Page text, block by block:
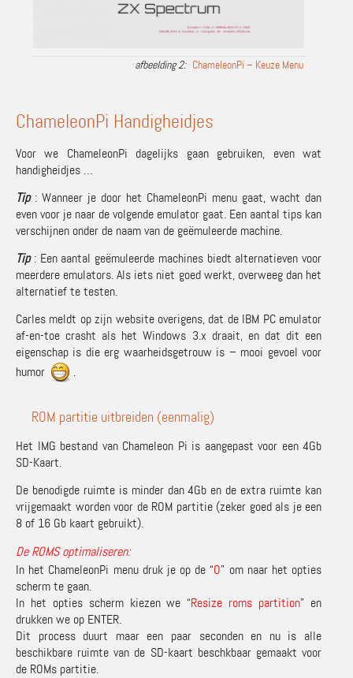
ChameleonPi – Keuze Menu
ChameleonPi Handigheidjes
Voor we ChameleonPi dagelijks gaan gebruiken, even wat
handigheidjes …
Tip: Wanneer je door het ChameleonPi menu gaat, wacht dan
even voor je naar de volgende emulator gaat. Een aantal tips kan
verschijnen onder de naam van de geëmuleerde machine.
Tip: Een aantal geëmuleerde machines biedt alternatieven voor
meerdere emulators. Als iets niet goed werkt, overweeg dan het
alternatief te testen.
Carles meldt op zijn website overigens, dat de IBM PC emulator
af-en-toe crasht als het Windows 3.x draait, en dat dit een
eigenschap is die erg waarheidsgetrouw is – mooi gevoel voor
humor
.
ROM partitie uitbreiden (eenmalig)
Het IMG bestand van Chameleon Pi is aangepast voor een 4Gb
SD-Kaart.
De benodigde ruimte is minder dan 4Gb en de extra ruimte kan
vrijgemaakt worden voor de ROM partitie (zeker goed als je een
8 of 16 Gb kaart gebruikt).
De ROMS optimaliseren:
In het ChameleonPi menu druk je op de “O” om naar het opties
scherm te gaan.
In het opties scherm kiezen we “Resize roms partition” en
drukken we op ENTER.
Dit process duurt maar een paar seconden en nu is alle
beschikbare ruimte van de SD-kaart beschkbaar gemaakt voor
de ROMs partitie.